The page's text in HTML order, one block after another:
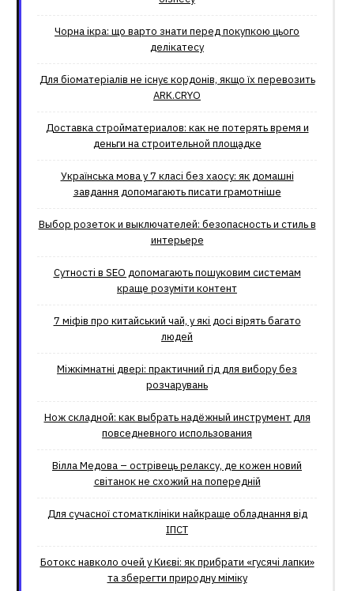
Чорна ікра: що варто знати перед покупкою цього
делікатесу
Для біоматеріалів не існує кордонів, якщо їх перевозить
ARK.CRYO
Доставка стройматериалов: как не потерять время и
деньги на строительной площадке
Українська мова у 7 класі без хаосу: як домашні
завдання допомагають писати грамотніше
Выбор розеток и выключателей: безопасность и стиль в
интерьере
Сутності в SEO допомагають пошуковим системам
краще розуміти контент
7 міфів про китайський чай, у які досі вірять багато
людей
Міжкімнатні двері: практичний гід для вибору без
розчарувань
Нож складной: как выбрать надёжный инструмент для
повседневного использования
Вілла Медова – острівець релаксу, де кожен новий
світанок не схожий на попередній
Для сучасної стоматклініки найкраще обладнання від
ІПСТ
Ботокс навколо очей у Києві: як прибрати «гусячі лапки»
та зберегти природну міміку